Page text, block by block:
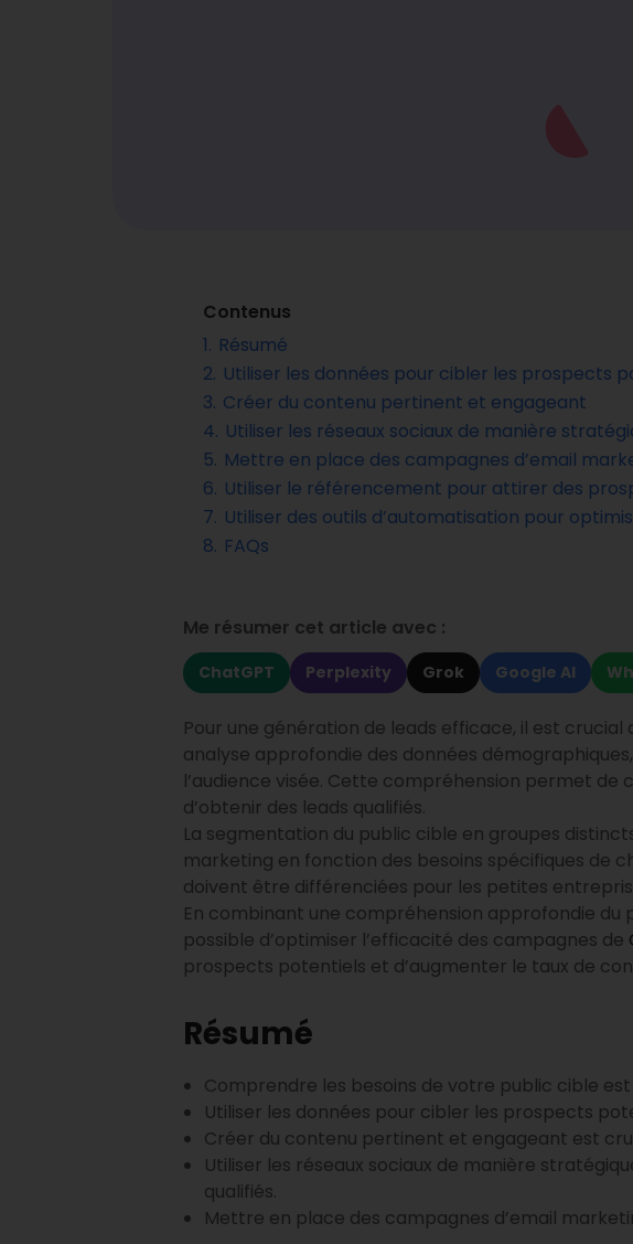
Contenus
1. Résumé
2. Utiliser les données pour cibler les prospects
3. Créer du contenu pertinent et engageant
4. Utiliser les réseaux sociaux de manière
5. Mettre en place des campagnes d’email
6. Utiliser le référencement pour attirer des
7. Utiliser des outils d’automatisation pour
8. FAQs
Me résumer cet article avec :
ChatGPT Perplexity Grok Google AI
Pour une génération de leads efficace, il est
analyse approfondie des données
l’audience visée. Cette compréhension permet
d’obtenir des leads qualifiés.
La segmentation du public cible en groupes
marketing en fonction des besoins spécifiques de
doivent être différenciées pour les petites
En combinant une compréhension approfondie
possible d’optimiser l’efficacité des campagnes de
prospects potentiels et d’augmenter le taux de
Résumé
Comprendre les besoins de votre public cible
Utiliser les données pour cibler les prospects
Créer du contenu pertinent et engageant est
Utiliser les réseaux sociaux de manière
qualifiés.
Mettre en place des campagnes d’email